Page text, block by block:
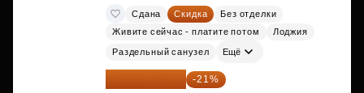
Сдана Скидка
Без отделки
Живите сейчас - платите потом
Лоджия
Раздельный санузел Ещё
14 258 726 ₽ -21%